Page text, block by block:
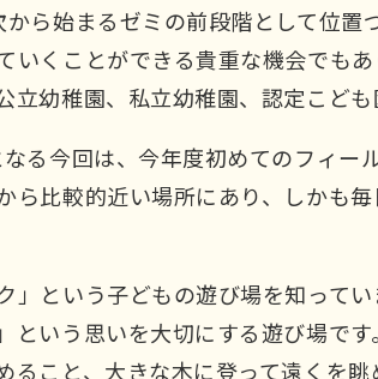
ら始まるゼミの前段階として位
いくことができる貴重な機会でも
立幼稚園、私立幼稚園、認定こど
る今回は、今年度初めてのフィ
ら比較的近い場所にあり、しかも
」という子どもの遊び場を知って
という思いを大切にする遊び場で
ること、大きな木に登って遠くを